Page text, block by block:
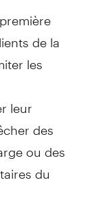
de la
les
leur
des
ou des
du